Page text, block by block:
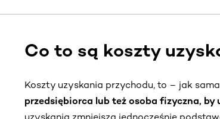
Co to są koszty
Koszty uzyskania przychodu, to – jak
przedsiębiorca lub też osoba fizyczna, by